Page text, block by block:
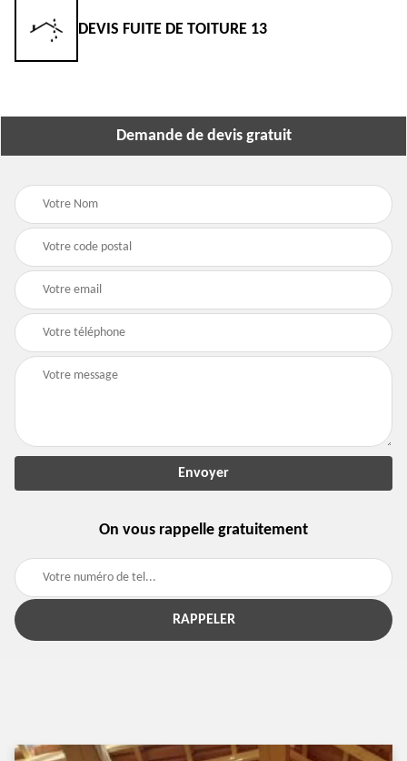
DEVIS FUITE DE TOITURE 13
Demande de devis gratuit
On vous rappelle gratuitement